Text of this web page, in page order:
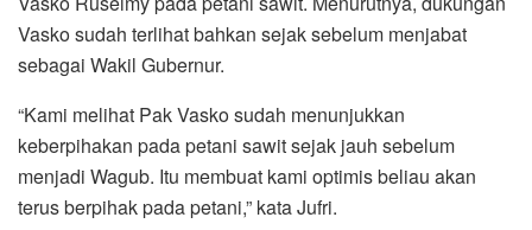
Vasko sudah terlihat bahkan sejak sebelum menjabat
sebagai Wakil Gubernur.
“Kami melihat Pak Vasko sudah menunjukkan
keberpihakan pada petani sawit sejak jauh sebelum
menjadi Wagub. Itu membuat kami optimis beliau akan
terus berpihak pada petani,” kata Jufri.